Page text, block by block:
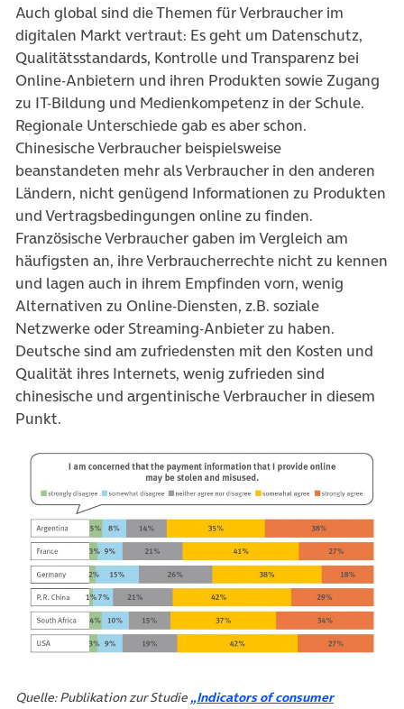
Auch global sind die Themen für Verbraucher im
digitalen Markt vertraut: Es geht um Datenschutz,
Qualitätsstandards, Kontrolle und Transparenz bei
Online-Anbietern und ihren Produkten sowie Zugang
zu IT-Bildung und Medienkompetenz in der Schule.
Regionale Unterschiede gab es aber schon.
Chinesische Verbraucher beispielsweise
beanstandeten mehr als Verbraucher in den anderen
Ländern, nicht genügend Informationen zu Produkten
und Vertragsbedingungen online zu finden.
Französische Verbraucher gaben im Vergleich am
häufigsten an, ihre Verbraucherrechte nicht zu kennen
und lagen auch in ihrem Empfinden vorn, wenig
Alternativen zu Online-Diensten, z.B. soziale
Netzwerke oder Streaming-Anbieter zu haben.
Deutsche sind am zufriedensten mit den Kosten und
Qualität ihres Internets, wenig zufrieden sind
chinesische und argentinische Verbraucher in diesem
Punkt.
Quelle: Publikation zur Studie„Indicators of consumer